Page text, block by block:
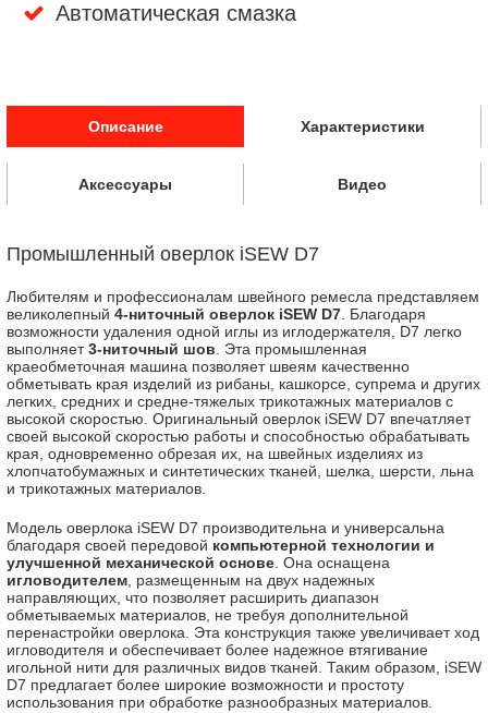
Автоматическая смазка
Описание Характеристики
Аксессуары Видео
Промышленный оверлок iSEW D7
Любителям и профессионалам швейного ремесла представляем
великолепный 4-ниточный оверлок iSEW D7 . Благодаря
возможности удаления одной иглы из иглодержателя, D7 легко
выполняет3-ниточный шов . Эта промышленная
краеобметочная машина позволяет швеям качественно
обметывать края изделий из рибаны, кашкорсе, супрема и других
легких, средних и средне-тяжелых трикотажных материалов с
высокой скоростью. Оригинальный оверлок iSEW D7 впечатляет
своей высокой скоростью работы и способностью обрабатывать
края, одновременно обрезая их, на швейных изделиях из
хлопчатобумажных и синтетических тканей, шелка, шерсти, льна
и трикотажных материалов.
Модель оверлока iSEW D7 производительна и универсальна
благодаря своей передовой компьютерной технологии и
улучшенной механической основе . Она оснащена
игловодителем , размещенным на двух надежных
направляющих, что позволяет расширить диапазон
обметываемых материалов, не требуя дополнительной
перенастройки оверлока. Эта конструкция также увеличивает ход
игловодителя и обеспечивает более надежное втягивание
игольной нити для различных видов тканей. Таким образом, iSEW
D7 предлагает более широкие возможности и простоту
использования при обработке разнообразных материалов.